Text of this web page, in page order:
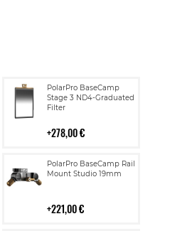
PolarPro BaseCamp
Stage 3 ND4-Graduated
Filter
278,00 €
Lisää
ostoskoriin
PolarPro BaseCamp Rail
Mount Studio 19mm
221,00 €
Lisää
ostoskoriin